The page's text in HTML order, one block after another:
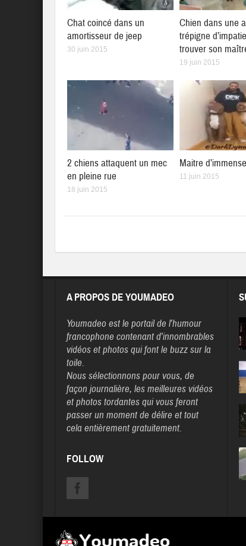
Chat coincé dans un
amortisseur de jeep
30 juin 2015
Chien dans une
trépigne
trouver son
19 juin 2015
2 chiens attaquent un mec
en pleine rue
18 juin 2015
Maitre
11 juin 2015
A PROPOS DE YOUMADEO
Youmadeo est le portail de l’humour
francophone contenant d’innombrables
vidéos et photos qui font le buzz sur la
toile.
Nous sélectionnons pour vous, de
façon journalière, les meilleures vidéos
et photos tordantes qui vous feront
passer un moment de délire et tout
cela entièrement gratuitement.
FOLLOW